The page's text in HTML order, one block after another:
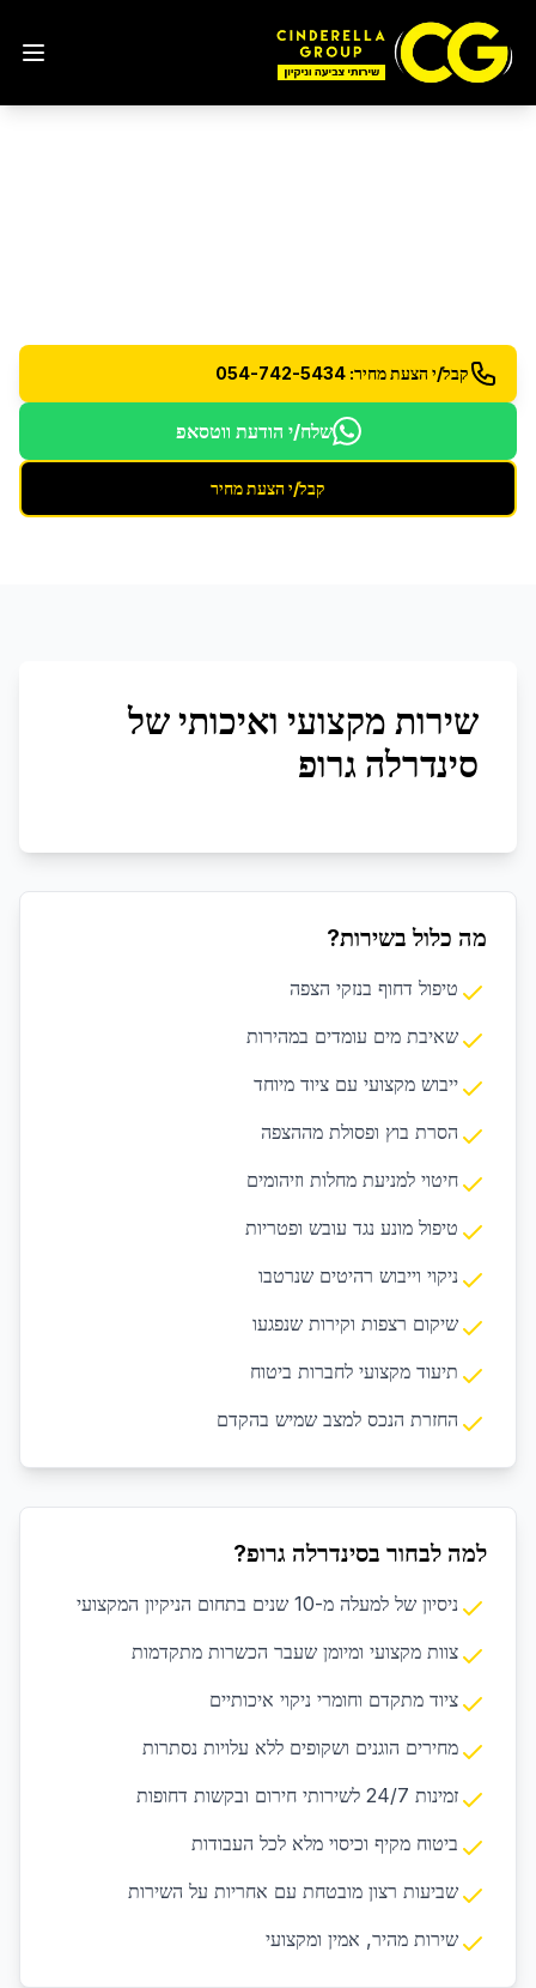
קבל/י הצעת מחיר: 054-742-5434
שלח/י הודעת ווטסאפ
קבל/י הצעת מחיר
שירות מקצועי ואיכותי של
סינדרלה גרופ
מה כלול בשירות?
טיפול דחוף בנזקי הצפה
שאיבת מים עומדים במהירות
ייבוש מקצועי עם ציוד מיוחד
הסרת בוץ ופסולת מההצפה
חיטוי למניעת מחלות וזיהומים
טיפול מונע נגד עובש ופטריות
ניקוי וייבוש רהיטים שנרטבו
שיקום רצפות וקירות שנפגעו
תיעוד מקצועי לחברות ביטוח
החזרת הנכס למצב שמיש בהקדם
למה לבחור בסינדרלה גרופ?
ניסיון של למעלה מ-10 שנים בתחום הניקיון המקצועי
צוות מקצועי ומיומן שעבר הכשרות מתקדמות
ציוד מתקדם וחומרי ניקוי איכותיים
מחירים הוגנים ושקופים ללא עלויות נסתרות
זמינות 24/7 לשירותי חירום ובקשות דחופות
ביטוח מקיף וכיסוי מלא לכל העבודות
שביעות רצון מובטחת עם אחריות על השירות
שירות מהיר, אמין ומקצועי